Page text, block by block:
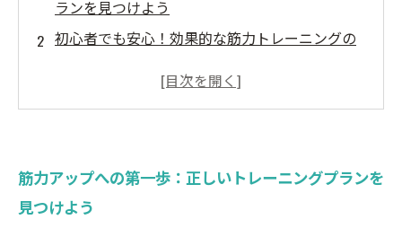
ランを見つけよう
初心者でも安心！効果的な筋力トレーニングの
栄養管理の重要性：筋肉を育てる食事法を学ぼ
ニック
筋力アップの成果を実感！成功体験を共有しよ
筋力アップへの第一歩：正しいトレーニングプランを
見つけよう